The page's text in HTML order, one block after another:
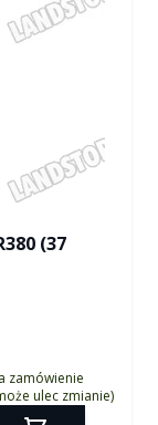
(37
zamówienie
ulec zmianie)